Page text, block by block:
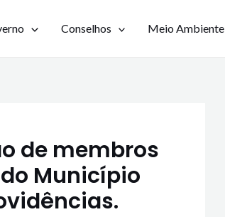
Conselhos Meio Ambiente
de membros
Município